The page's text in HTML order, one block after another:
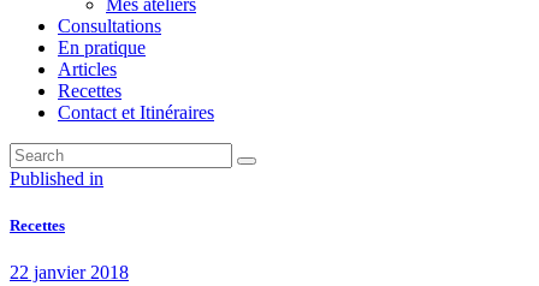
Mes ateliers
Consultations
En pratique
Articles
Recettes
Contact et Itinéraires
Navigation
de
Published in
Recettes
22 janvier 2018